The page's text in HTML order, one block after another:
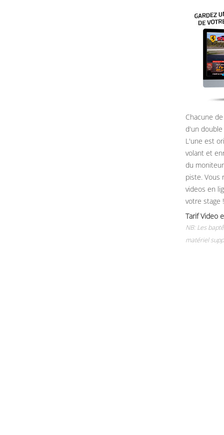
Chacune
d'un
L'une est
volant et
du
piste. Vous
videos en
votre stage !
Tarif Video
NB: Les
matériel